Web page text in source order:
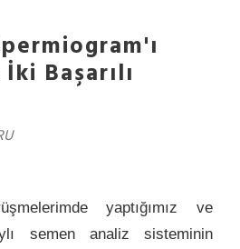
Başarılı
yaptığımız ve
semen analiz sisteminin